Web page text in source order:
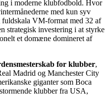
i moderne klubfodbold. Hvor
med kun syv
fuldskala VM-format med 32 af
strategisk investering i at styrke
et domæne domineret af
for klubber,
Madrid og Manchester City
giganter som Boca
klubber fra USA,